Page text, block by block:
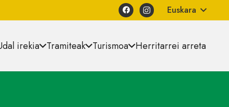
Euskara
irekia Tramiteak Turismoa Herritarrei arreta